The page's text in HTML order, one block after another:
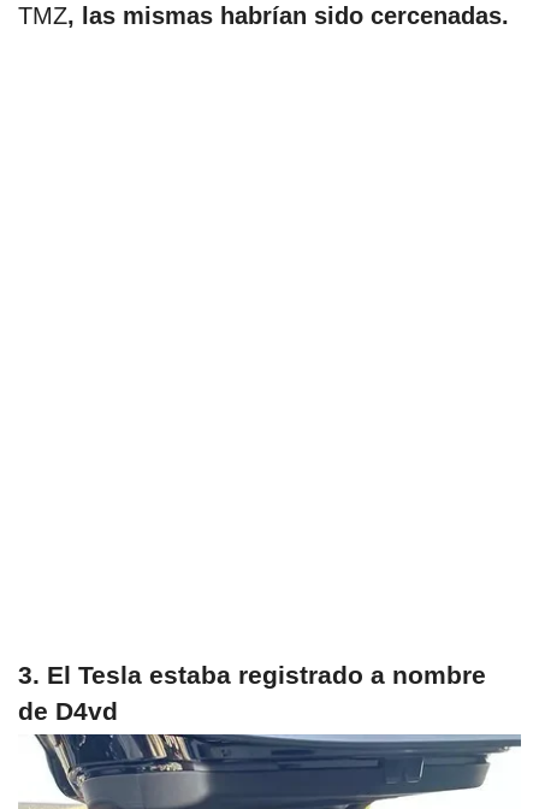
TMZ, las mismas habrían sido cercenadas.
3. El Tesla estaba registrado a nombre
de D4vd